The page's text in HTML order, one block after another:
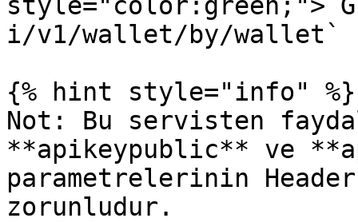
i/v1/wallet/by/wallet`
{% hint style="info" %}
Not: Bu servisten
**apikeypublic** ve
parametrelerinin
zorunludur.